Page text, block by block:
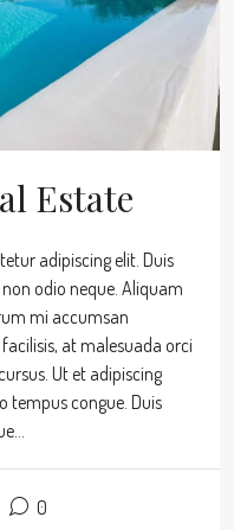
Estate
adipiscing elit. Duis
odio neque. Aliquam
mi accumsan
at malesuada orci
Ut et adipiscing
tempus congue. Duis
0